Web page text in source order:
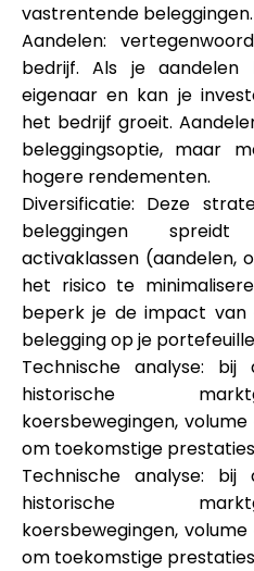
vastrentende beleggingen.
Aandelen:
bedrijf. Als je
eigenaar en kan je
het bedrijf groeit.
beleggingsoptie, maar
hogere rendementen.
Diversificatie: Deze
beleggingen
activaklassen (aandelen,
het risico te
beperk je de impact
belegging op je
Technische analyse:
historische
koersbewegingen,
om toekomstige
Technische analyse:
historische
koersbewegingen,
om toekomstige